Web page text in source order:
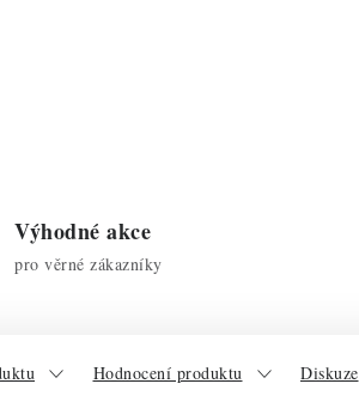
Výhodné akce
pro věrné zákazníky
Hodnocení produktu Diskuze